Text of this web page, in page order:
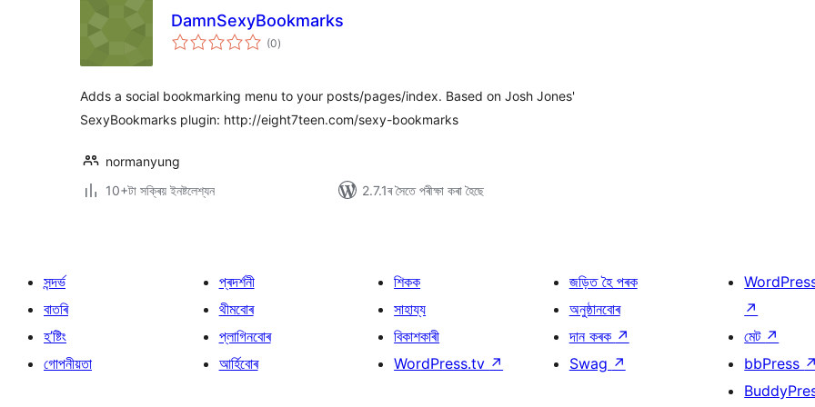
DamnSexyBookmarks
(0টা
মুঠ)
Adds a social bookmarking menu to your posts/pages/index. Based on Josh Jones'
SexyBookmarks plugin: http://eight7teen.com/sexy-bookmarks
normanyung
10+টা সক্ৰিয় ইনষ্টলেশ্যন
2.7.1ৰ সৈতে পৰীক্ষা কৰা হৈছে
সন্দৰ্ভ
বাতৰি
হ’ষ্টিং
গোপনীয়তা
প্ৰদৰ্শনী
থীমবোৰ
প্লাগিনবোৰ
আৰ্হিবোৰ
শিকক
সাহায্য
বিকাশকাৰী
WordPress.tv ↗
জড়িত হৈ পৰক
অনুষ্ঠানবোৰ
দান কৰক ↗
Swag ↗
↗
মেট ↗
bbPress ↗